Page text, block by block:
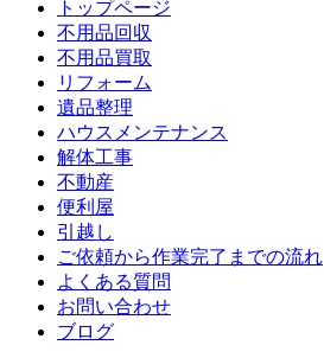
トップページ
不用品回収
不用品買取
リフォーム
遺品整理
ハウスメンテナンス
解体工事
不動産
便利屋
引越し
ご依頼から作業完了までの流れ
よくある質問
お問い合わせ
ブログ